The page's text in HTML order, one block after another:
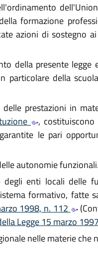
formazione
azioni di sostegno
della presente legge
della
prestazioni in
,
le pari
autonomie funzionali.
enti locali delle
formativo, fatte
1998, n. 112
Legge 15 marzo
nelle materie